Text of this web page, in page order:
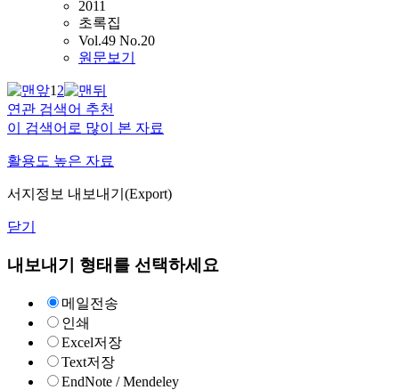
2011
초록집
Vol.49 No.20
원문보기
12
연관 검색어 추천
이 검색어로 많이 본 자료
활용도 높은 자료
서지정보 내보내기(Export)
닫기
내보내기 형태를 선택하세요
메일전송
인쇄
Excel저장
Text저장
EndNote / Mendeley